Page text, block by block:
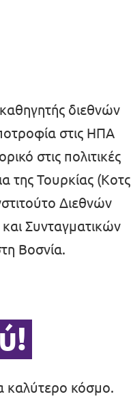
διεθνών
στις ΗΠΑ
στις πολιτικές
της Τουρκίας (Κοτς
Διεθνών
Συνταγματικών
Βοσνία.
καλύτερο κόσμο.